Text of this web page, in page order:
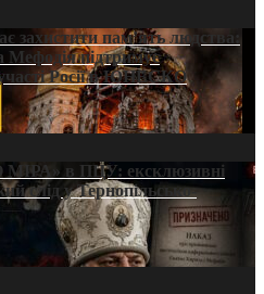
захистити пам’ять людства:
підтримує
Росії в ЮНЕСКО
в ПЦУ: ексклюзивні
слід у Тернопільсько-